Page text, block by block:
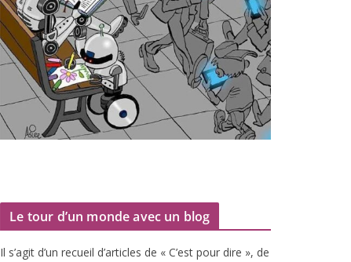
Le tour d’un monde avec un blog
Il s’agit d’un recueil d’ar­ticles de « C’est pour dire », de